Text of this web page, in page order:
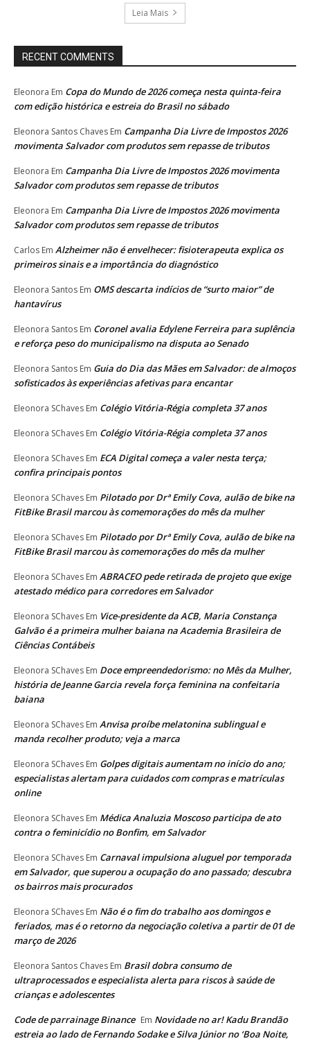
Leia Mais
RECENT COMMENTS
Eleonora Em Copa do Mundo de 2026 começa nesta quinta-feira
com edição histórica e estreia do Brasil no sábado
Eleonora Santos Chaves Em Campanha Dia Livre de Impostos 2026
movimenta Salvador com produtos sem repasse de tributos
Eleonora Em Campanha Dia Livre de Impostos 2026 movimenta
Salvador com produtos sem repasse de tributos
Eleonora Em Campanha Dia Livre de Impostos 2026 movimenta
Salvador com produtos sem repasse de tributos
Carlos Em Alzheimer não é envelhecer: fisioterapeuta explica os
primeiros sinais e a importância do diagnóstico
Eleonora Santos Em OMS descarta indícios de “surto maior” de
hantavírus
Eleonora Santos Em Coronel avalia Edylene Ferreira para suplência
e reforça peso do municipalismo na disputa ao Senado
Eleonora Santos Em Guia do Dia das Mães em Salvador: de almoços
sofisticados às experiências afetivas para encantar
Eleonora SChaves Em Colégio Vitória-Régia completa 37 anos
Eleonora SChaves Em Colégio Vitória-Régia completa 37 anos
Eleonora SChaves Em ECA Digital começa a valer nesta terça;
confira principais pontos
Eleonora SChaves Em Pilotado por Drª Emily Cova, aulão de bike na
FitBike Brasil marcou às comemorações do mês da mulher
Eleonora SChaves Em Pilotado por Drª Emily Cova, aulão de bike na
FitBike Brasil marcou às comemorações do mês da mulher
Eleonora SChaves Em ABRACEO pede retirada de projeto que exige
atestado médico para corredores em Salvador
Eleonora SChaves Em Vice-presidente da ACB, Maria Constança
Galvão é a primeira mulher baiana na Academia Brasileira de
Ciências Contábeis
Eleonora SChaves Em Doce empreendedorismo: no Mês da Mulher,
história de Jeanne Garcia revela força feminina na confeitaria
baiana
Eleonora SChaves Em Anvisa proíbe melatonina sublingual e
manda recolher produto; veja a marca
Eleonora SChaves Em Golpes digitais aumentam no início do ano;
especialistas alertam para cuidados com compras e matrículas
online
Eleonora SChaves Em Médica Analuzia Moscoso participa de ato
contra o feminicídio no Bonfim, em Salvador
Eleonora SChaves Em Carnaval impulsiona aluguel por temporada
em Salvador, que superou a ocupação do ano passado; descubra
os bairros mais procurados
Eleonora SChaves Em Não é o fim do trabalho aos domingos e
feriados, mas é o retorno da negociação coletiva a partir de 01 de
março de 2026
Eleonora Santos Chaves Em Brasil dobra consumo de
ultraprocessados e especialista alerta para riscos à saúde de
crianças e adolescentes
Code de parrainage Binance Em Novidade no ar! Kadu Brandão
estreia ao lado de Fernando Sodake e Silva Júnior no ‘Boa Noite,